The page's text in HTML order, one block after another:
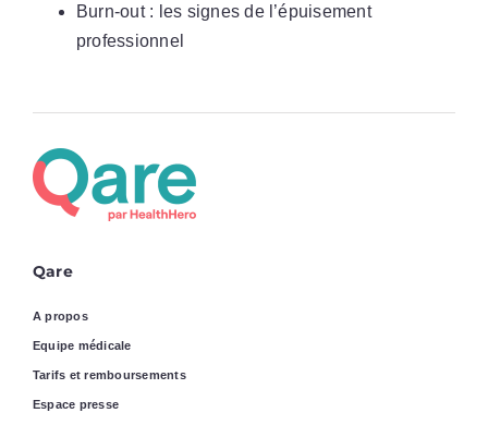
Burn-out : les signes de l’épuisement
professionnel
Qare
A propos
Equipe médicale
Tarifs et remboursements
Espace presse